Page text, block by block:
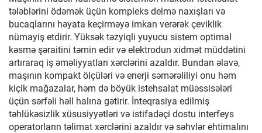
tələblərini ödəmək üçün kompleks delmə naxışları və
bucaqlarını həyata keçirməyə imkan verərək çeviklik
nümayiş etdirir. Yüksək təzyiqli yuyucu sistem optimal
kəsmə şəraitini təmin edir və elektrodun xidmət müddətini
artıraraq iş əməliyyatları xərclərini azaldır. Bundan əlavə,
maşının kompakt ölçüləri və enerji səmərəliliyi onu həm
kiçik mağazalar, həm də böyük istehsalat müəssisələri
üçün sərfəli həll halına gətirir. İnteqrasiya edilmiş
təhlükəsizlik xüsusiyyətləri və istifadəçi dostu interfeys
operatorların təlimat xərclərini azaldır və səhvlər ehtimalını